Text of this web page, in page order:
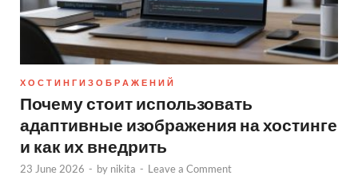
Х О С Т И Н Г И З О Б Р А Ж Е Н И Й
Почему стоит использовать
адаптивные изображения на хостинге
и как их внедрить
23 June 2026 - by nikita - Leave a Comment